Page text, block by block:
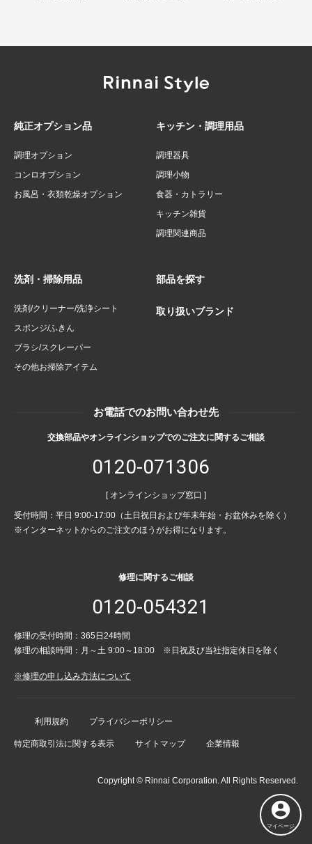
純正オプション品
調理オプション
コンロオプション
お風呂・衣類乾燥オプション
キッチン・調理用品
調理器具
調理小物
食器・カトラリー
キッチン雑貨
調理関連商品
洗剤・掃除用品
洗剤/クリーナー/洗浄シート
スポンジ/ふきん
ブラシ/スクレーパー
その他お掃除アイテム
部品を探す
取り扱いブランド
お電話でのお問い合わせ先
交換部品やオンラインショップでのご注文に関するご相談
0120-071306
[ オンラインショップ窓口 ]
受付時間：平日 9:00-17:00（土日祝日および年末年始・お盆休みを除く）
※インターネットからのご注文のほうがお得になります。
修理に関するご相談
0120-054321
修理の受付時間：365日24時間
修理の相談時間：月～土 9:00～18:00 ※日祝及び当社指定休日を除く
※修理の申し込み方法について
利用規約 プライバシーポリシー
特定商取引法に関する表示 サイトマップ 企業情報
Copyright © Rinnai Corporation. All Rights Reserved.
マイページ